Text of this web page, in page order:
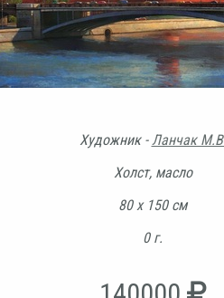
Художник - Ланчак
Холст, масло
80 х 150 см
0 г.